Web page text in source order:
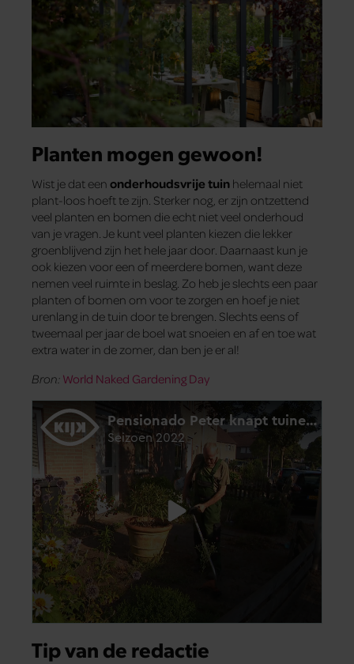
Planten mogen gewoon!
Wist je dat een onderhoudsvrije tuin helemaal niet
plant-loos hoeft te zijn. Sterker nog, er zijn ontzettend
veel planten en bomen die echt niet veel onderhoud
van je vragen. Je kunt veel planten kiezen die lekker
groenblijvend zijn het hele jaar door. Daarnaast kun je
ook kiezen voor een of meerdere bomen, want deze
nemen veel ruimte in beslag. Zo heb je slechts een paar
planten of bomen om voor te zorgen en hoef je niet
urenlang in de tuin door te brengen. Slechts eens of
tweemaal per jaar de boel wat snoeien en af en toe wat
extra water in de zomer, dan ben je er al!
Bron: World Naked Gardening Day
Tip van de redactie